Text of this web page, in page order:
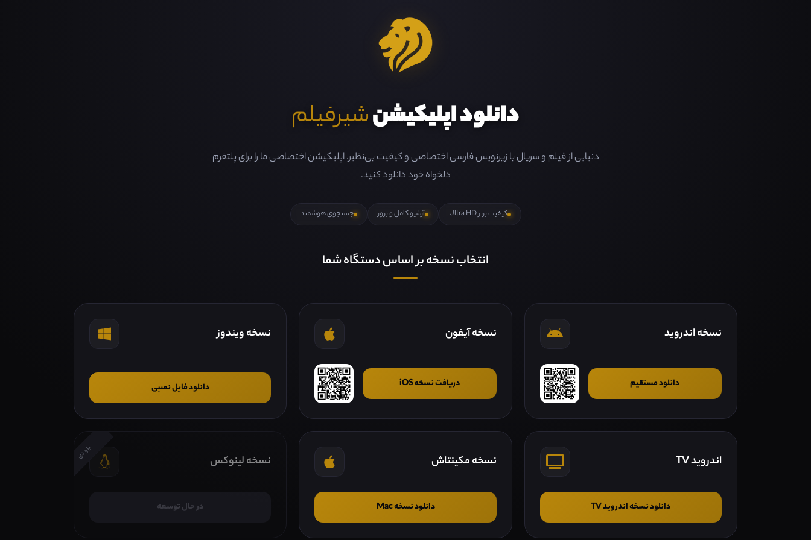
دانلود اپلیکیشنشیرفیلم
دنیایی از فیلم و سریال با زیرنویس فارسی اختصاصی و کیفیت بی‌نظیر. اپلیکیشن اختصاصی ما را برای پلتفرم
دلخواه خود دانلود کنید.
کیفیت برتر Ultra HD آرشیو کامل و بروز جستجوی هوشمند
انتخاب نسخه بر اساس دستگاه شما
نسخه اندروید
دانلود مستقیم
نسخه آیفون
دریافت نسخه iOS
نسخه ویندوز
دانلود فایل نصبی
اندروید TV
دانلود نسخه اندروید TV
نسخه مکینتاش
دانلود نسخه Mac
بزودی
نسخه لینوکس
در حال توسعه